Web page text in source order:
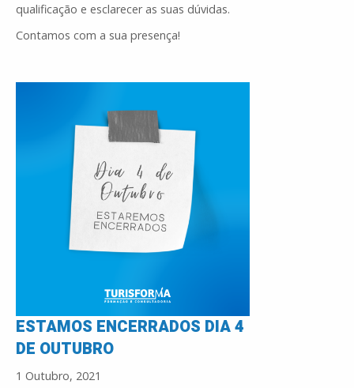
qualificação e esclarecer as suas dúvidas.
Contamos com a sua presença!
ESTAMOS ENCERRADOS DIA 4
DE OUTUBRO
1 Outubro, 2021